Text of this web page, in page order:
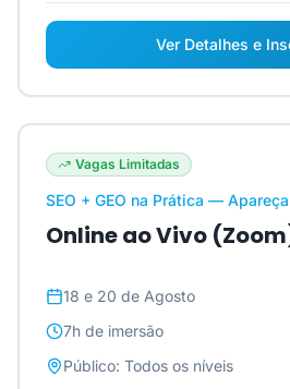
Ver Detalhes e
Vagas Limitadas
SEO + GEO na Prática —
Online ao Vivo
18 e 20 de Agosto
7h de imersão
Público: Todos os níveis